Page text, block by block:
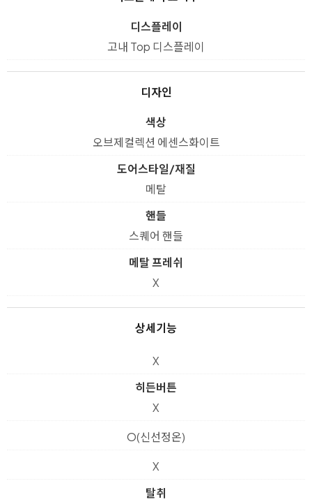
디스플레이
고내 Top 디스플레이
디자인
색상
오브제컬렉션 에센스화이트
도어스타일/재질
메탈
핸들
스퀘어 핸들
메탈 프레쉬
X
상세기능
X
히든버튼
X
O(신선정온)
X
탈취